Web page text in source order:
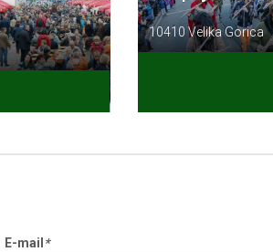
10410 Velika Gorica
E-mail *